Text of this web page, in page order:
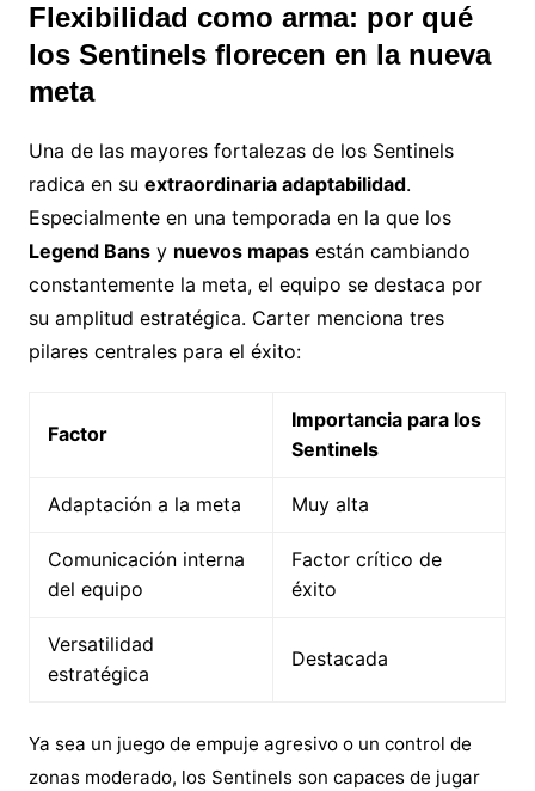
Flexibilidad como arma: por qué
los Sentinels florecen en la nueva
meta
Una de las mayores fortalezas de los Sentinels
radica en su extraordinaria adaptabilidad.
Especialmente en una temporada en la que los
Legend Bansy nuevos mapasestán cambiando
constantemente la meta, el equipo se destaca por
su amplitud estratégica. Carter menciona tres
pilares centrales para el éxito:
Factor
Importancia para los
Sentinels
Adaptación a la meta Muy alta
Comunicación interna
del equipo
Factor crítico de
éxito
Versatilidad
estratégica
Destacada
Ya sea un juego de empuje agresivo o un control de
zonas moderado, los Sentinels son capaces de jugar